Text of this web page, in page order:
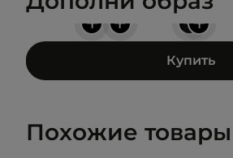
+
+ +
+
Купить
Похожие товары